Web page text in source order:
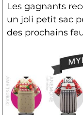
Les gagnants
un joli petit sac
des prochains